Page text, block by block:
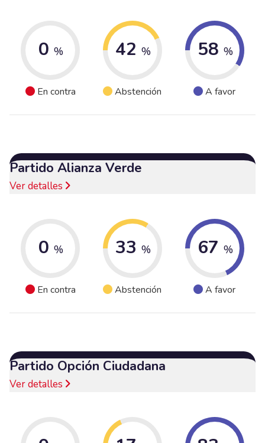
0 %
En contra
42 %
Abstención
58 %
A favor
Partido Alianza Verde
Ver detalles
0 %
En contra
33 %
Abstención
67 %
A favor
Partido Opción Ciudadana
Ver detalles